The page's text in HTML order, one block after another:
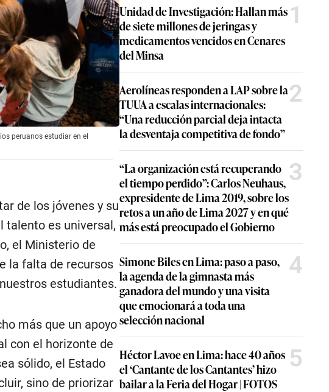
peruanos estudiar en el
de los jóvenes y su
talento es universal,
el Ministerio de
la falta de recursos
estudiantes.
más que un apoyo
con el horizonte de
sólido, el Estado
sino de priorizar
Unidad de Investigación: Hallan más
de siete millones de jeringas y
medicamentos vencidos en Cenares
del Minsa
1
Aerolíneas responden a LAP sobre la
TUUA a escalas internacionales:
“Una reducción parcial deja intacta
la desventaja competitiva de fondo”
2
“La organización está recuperando
el tiempo perdido”: Carlos Neuhaus,
expresidente de Lima 2019, sobre los
retos a un año de Lima 2027 y en qué
más está preocupado el Gobierno
3
Simone Biles en Lima: paso a paso,
la agenda de la gimnasta más
ganadora del mundo y una visita
que emocionará a toda una
selección nacional
4
Héctor Lavoe en Lima: hace 40 años
el ‘Cantante de los Cantantes’ hizo
bailar a la Feria del Hogar | FOTOS
5